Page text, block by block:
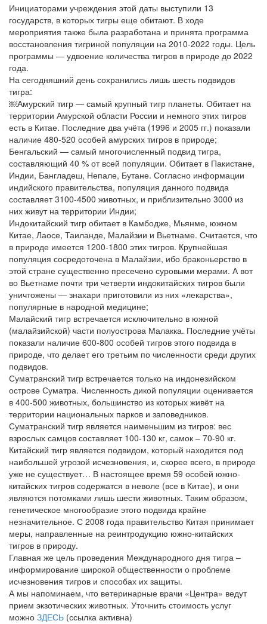
Инициаторами учреждения этой даты выступили 13
государств, в которых тигры еще обитают. В ходе
мероприятия также была разработана и принята программа
восстановления тигриной популяции на 2010-2022 годы. Цель
программы — удвоение количества тигров в природе до 2022
года.
На сегодняшний день сохранились лишь шесть подвидов
тигра:
￼Амурский тигр — самый крупный тигр планеты. Обитает на
территории Амурской области России и немного этих тигров
есть в Китае. Последние два учёта (1996 и 2005 гг.) показали
наличие 480-520 особей амурских тигров в природе;
Бенгальский — самый многочисленный подвид тигра,
составляющий 40 % от всей популяции. Обитает в Пакистане,
Индии, Бангладеш, Непале, Бутане. Согласно информации
индийского правительства, популяция данного подвида
составляет 3100-4500 животных, и приблизительно 3000 из
них живут на территории Индии;
Индокитайский тигр обитает в Камбодже, Мьянме, южном
Китае, Лаосе, Таиланде, Малайзии и Вьетнаме. Считается, что
в природе имеется 1200-1800 этих тигров. Крупнейшая
популяция сосредоточена в Малайзии, ибо браконьерство в
этой стране существенно пресечено суровыми мерами. А вот
во Вьетнаме почти три четверти индокитайских тигров были
уничтожены — знахари приготовили из них «лекарства»,
популярные в народной медицине;
Малайский тигр встречается исключительно в южной
(малайзийской) части полуострова Малакка. Последние учёты
показали наличие 600-800 особей тигров этого подвида в
природе, что делает его третьим по численности среди других
подвидов.
Суматранский тигр встречается только на индонезийском
острове Суматра. Численность дикой популяции оценивается
в 400-500 животных, большинство из которых живёт на
территории национальных парков и заповедников.
Суматранский тигр является наименьшим из тигров: вес
взрослых самцов составляет 100-130 кг, самок – 70-90 кг.
Китайский тигр является подвидом, который находится под
наибольшей угрозой исчезновения, и, скорее всего, в природе
уже не существует… В настоящее время 59 особей южно-
китайских тигров содержатся в неволе (все в Китае), и они
являются потомками лишь шести животных. Таким образом,
генетическое многообразие этого подвида крайне
незначительное. С 2008 года правительство Китая принимает
меры, направленные на реинтродукцию южно-китайских
тигров в природу.
Главная же цель проведения Международного дня тигра –
информирование широкой общественности о проблеме
исчезновения тигров и способах их защиты.
А мы напоминаем, что ветеринарные врачи «Центра» ведут
прием экзотических животных. Уточнить стоимость услуг
можно ЗДЕСЬ (ссылка активна)